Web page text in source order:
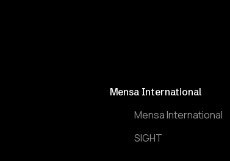
Mensa International
Mensa International
SIGHT